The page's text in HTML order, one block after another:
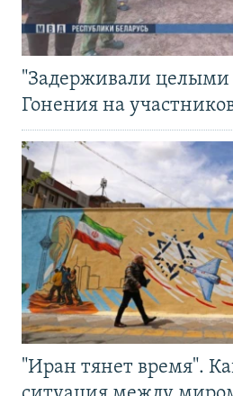
"Задерживали целыми
Гонения на
"Иран тянет время".